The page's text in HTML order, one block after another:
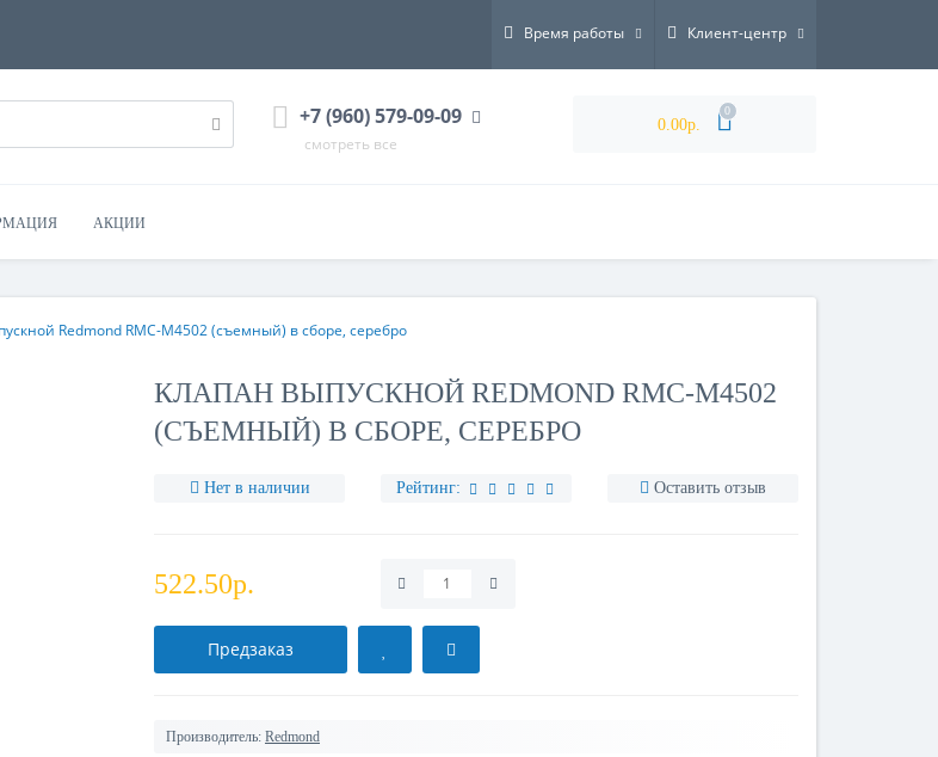
Время работы Клиент-центр
+7 (960) 579-09-09
смотреть все
0.00р.
0
АКЦИИ
Redmond RMC-M4502 (съемный) в сборе, серебро
КЛАПАН ВЫПУСКНОЙ REDMOND RMC-M4502
(СЪЕМНЫЙ) В СБОРЕ, СЕРЕБРО
Нет в наличии Рейтинг: Оставить отзыв
522.50р.
Предзаказ
Производитель: Redmond